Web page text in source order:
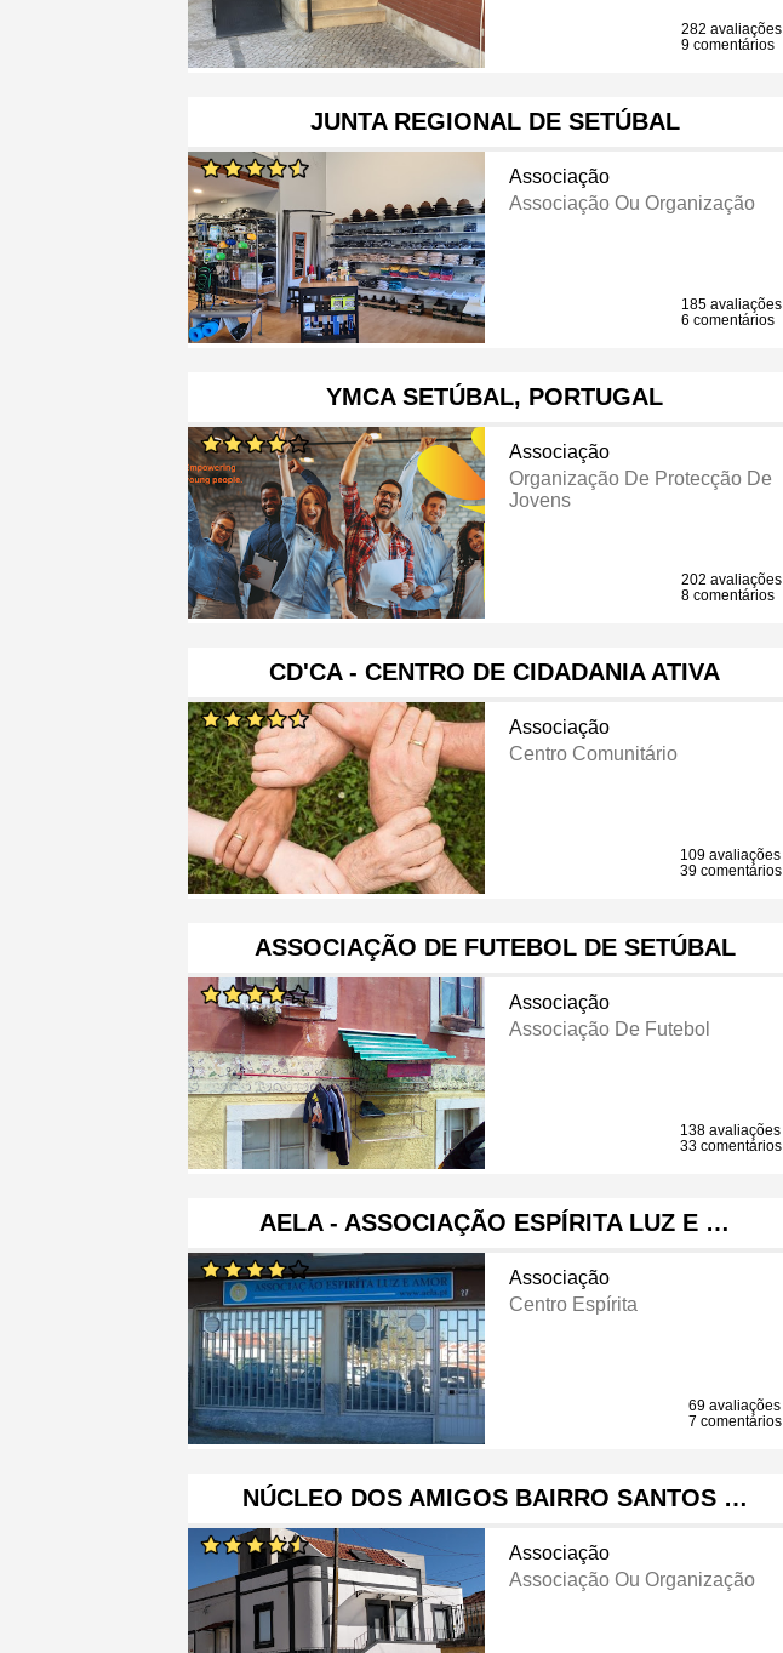
282 avaliações
9 comentários
JUNTA REGIONAL DE SETÚBAL
Associação
Associação Ou Organização
185 avaliações
6 comentários
YMCA SETÚBAL, PORTUGAL
Associação
Organização De Protecção De
Jovens
202 avaliações
8 comentários
CD'CA - CENTRO DE CIDADANIA ATIVA
Associação
Centro Comunitário
109 avaliações
39 comentários
ASSOCIAÇÃO DE FUTEBOL DE SETÚBAL
Associação
Associação De Futebol
138 avaliações
33 comentários
AELA - ASSOCIAÇÃO ESPÍRITA LUZ E …
Associação
Centro Espírita
69 avaliações
7 comentários
NÚCLEO DOS AMIGOS BAIRRO SANTOS …
Associação
Associação Ou Organização